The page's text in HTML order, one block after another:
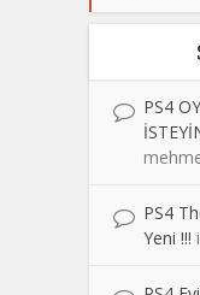
PS4
PS4
Yeni !!!